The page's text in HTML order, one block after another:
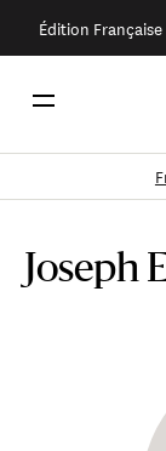
Édition Française
Joseph